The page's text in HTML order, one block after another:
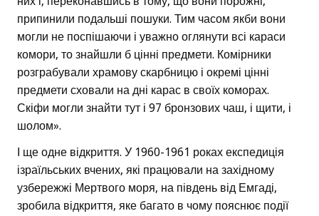
припинили подальші пошуки. Тим часом якби вони
могли не поспішаючи і уважно оглянути всі караси
комори, то знайшли б цінні предмети. Комірники
розграбували храмову скарбницю і окремі цінні
предмети сховали на дні карас в своїх коморах.
Скіфи могли знайти тут і 97 бронзових чаш, і щити, і
шолом».
І ще одне відкриття. У 1960-1961 роках експедиція
ізраїльських вчених, які працювали на західному
узбережжі Мертвого моря, на південь від Емгаді,
зробила відкриття, яке багато в чому пояснює події